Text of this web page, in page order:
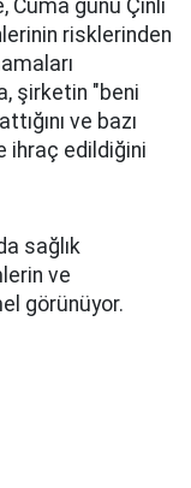
Cuma günü Çinli
risklerinden
şirketin "beni
ve bazı
ihraç edildiğini
sağlık
ve
görünüyor.